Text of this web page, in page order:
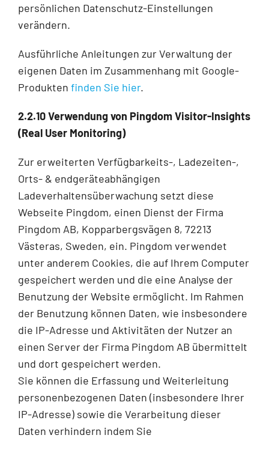
persönlichen Datenschutz-Einstellungen
verändern.
Ausführliche Anleitungen zur Verwaltung der
eigenen Daten im Zusammenhang mit Google-
Produkten finden Sie hier.
2.2.10 Verwendung von Pingdom Visitor-Insights
(Real User Monitoring)
Zur erweiterten Verfügbarkeits-, Ladezeiten-,
Orts- & endgeräteabhängigen
Ladeverhaltensüberwachung setzt diese
Webseite Pingdom, einen Dienst der Firma
Pingdom AB, Kopparbergsvägen 8, 72213
Västeras, Sweden, ein. Pingdom verwendet
unter anderem Cookies, die auf Ihrem Computer
gespeichert werden und die eine Analyse der
Benutzung der Website ermöglicht. Im Rahmen
der Benutzung können Daten, wie insbesondere
die IP-Adresse und Aktivitäten der Nutzer an
einen Server der Firma Pingdom AB übermittelt
und dort gespeichert werden.
Sie können die Erfassung und Weiterleitung
personenbezogenen Daten (insbesondere Ihrer
IP-Adresse) sowie die Verarbeitung dieser
Daten verhindern indem Sie